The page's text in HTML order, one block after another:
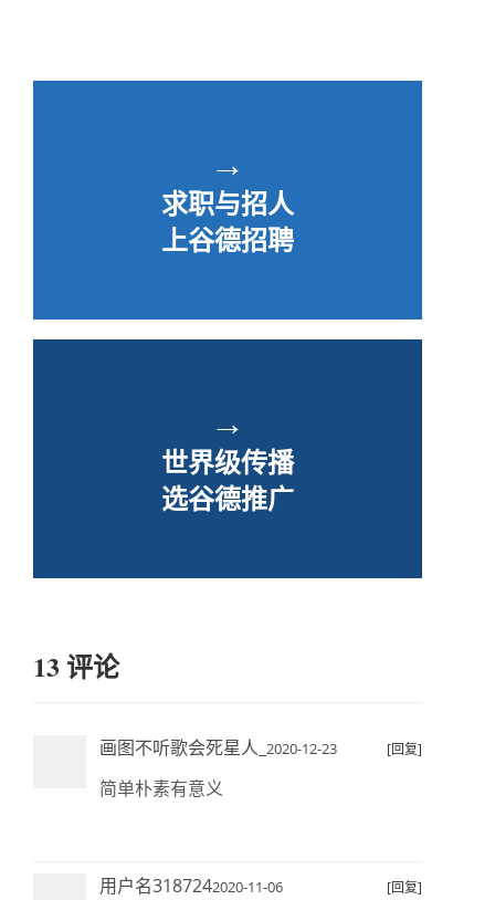
→
求职与招人
上谷德招聘
→
世界级传播
选谷德推广
13 评论
画图不听歌会死星人_ 2020-12-23 [回复]
简单朴素有意义
用户名3187242020-11-06 [回复]